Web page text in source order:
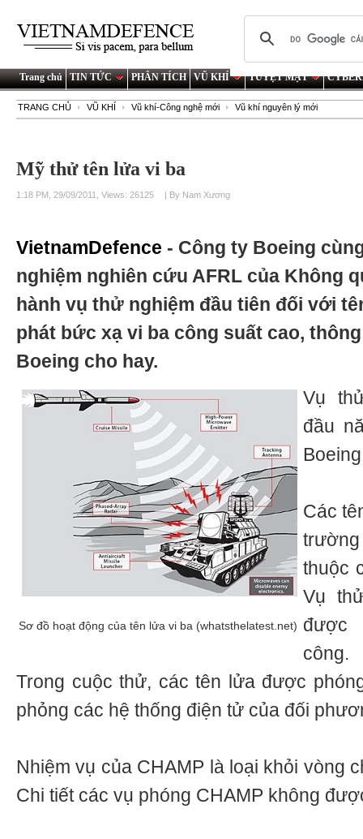
Trang chủ TIN TỨC PHÂN TÍCH VŨ KHÍ TUYỆT MẬT
TRANG CHỦ VŨ KHÍ Vũ khí-Công nghệ mới Vũ khí nguyên lý mới
Mỹ thử tên lửa vi ba
1:18 PM, 29/09/2011, Views: 26125 | By Nam Xương
VietnamDefence - Công ty Boeing
nghiệm nghiên cứu AFRL của Không
hành vụ thử nghiệm đầu tiên đối với
phát bức xạ vi ba công suất cao,
Boeing cho hay.
Sơ đồ hoạt động của tên lửa vi ba (whatsthelatest.net)
Vụ
đầu
Các
thuộc
Vụ
được
công.
Trong cuộc thử, các tên lửa được
phỏng các hệ thống điện tử của đối
Nhiệm vụ của CHAMP là loại khỏi vòng
Chi tiết các vụ phóng CHAMP không